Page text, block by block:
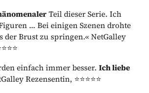
Teil dieser Serie. Ich
… Bei einigen Szenen drohte
der Brust zu springen.« NetGalley
einfach immer besser.Ich liebe
Rezensentin, ⭐⭐⭐⭐⭐